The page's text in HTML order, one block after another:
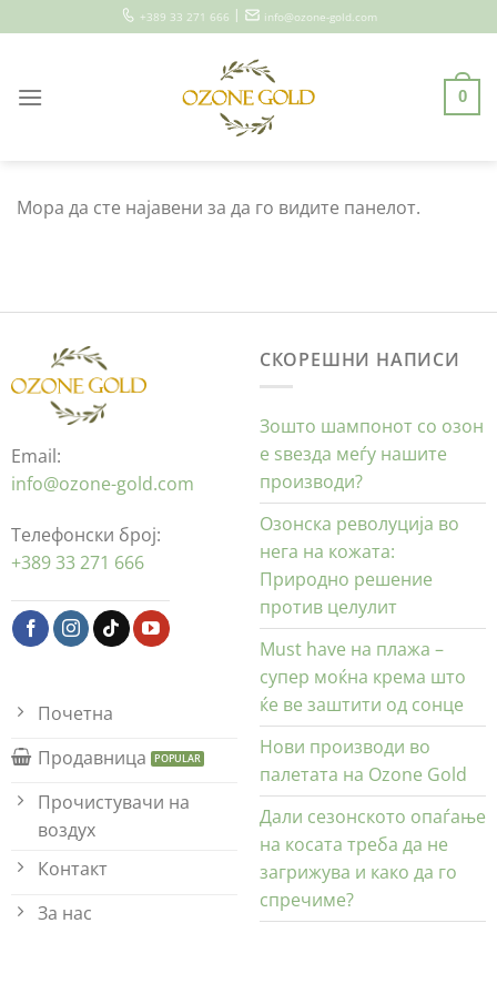
to
+389 33 271 666 | info@ozone-gold.com
0
Мора да сте најавени за да го видите панелот.
Email:
info@ozone-gold.com
Телефонски број:
+389 33 271 666
Почетна
Продавница
Прочистувачи на
воздух
Контакт
За нас
СКОРЕШНИ НАПИСИ
Зошто шампонот со озон
е ѕвезда меѓу нашите
производи?
Озонска револуција во
нега на кожата:
Природно решение
против целулит
Must have на плажа –
супер моќна крема што
ќе ве заштити од сонце
Нови производи во
палетата на Ozone Gold
Дали сезонското опаѓање
на косата треба да не
загрижува и како да го
спречиме?